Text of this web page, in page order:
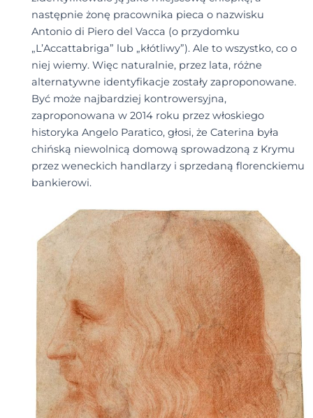
następnie żonę pracownika pieca o nazwisku
Antonio di Piero del Vacca (o przydomku
„L’Accattabriga” lub „kłótliwy”). Ale to wszystko, co o
niej wiemy. Więc naturalnie, przez lata, różne
alternatywne identyfikacje zostały zaproponowane.
Być może najbardziej kontrowersyjna,
zaproponowana w 2014 roku przez włoskiego
historyka Angelo Paratico, głosi, że Caterina była
chińską niewolnicą domową sprowadzoną z Krymu
przez weneckich handlarzy i sprzedaną florenckiemu
bankierowi.